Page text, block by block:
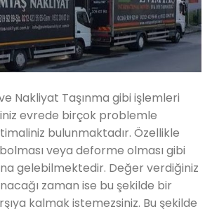
Nakliyat Taşınma gibi işlemleri
evrede birçok problemle
bulunmaktadır. Özellikle
veya deforme olması gibi
gelebilmektedir. Değer verdiğiniz
zaman ise bu şekilde bir
kalmak istemezsiniz. Bu şekilde